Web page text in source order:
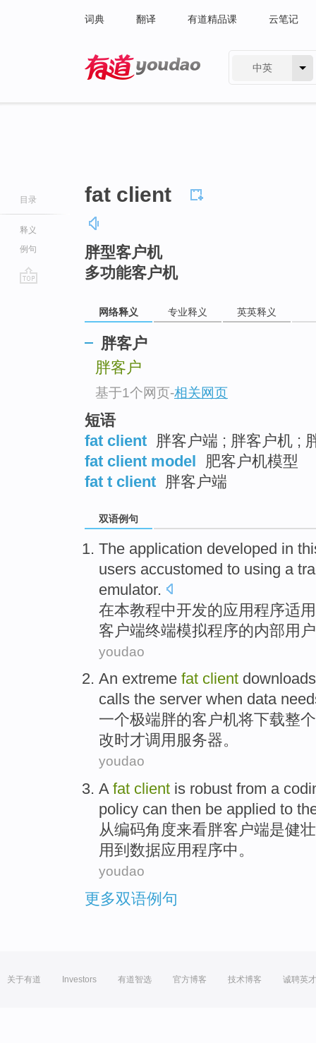
词典 翻译 有道精品课 云笔记
中英
目录
释义
例句
fat client
胖型客户机
多功能客户机
网络释义 专业释义 英英释义
胖客户
胖客户
基于1个网页-相关网页
短语
fat client 胖客户端 ; 胖客户机 ;
fat client model
肥客户机模型
fat t client 胖客户端
双语例句
The application developed in
users accustomed to using a
emulator.
在本教程中开发的应用程序适
客户端终端模拟程序的内部用户
youdao
An extreme fat client downloads
calls the server when data
一个极端胖的客户机将下载整个
改时才调用 服务器。
youdao
A fat client is robust from a
policy can then be applied to
从编码角度来看胖客户端是健壮
用到 数据应用程序中。
youdao
更多双语例句
关于有道 Investors 有道智选 官方博客 技术博客 诚聘英才